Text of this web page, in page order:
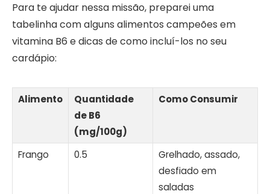
Para te ajudar nessa missão, preparei uma
tabelinha com alguns alimentos campeões em
vitamina B6 e dicas de como incluí-los no seu
cardápio:
Alimento
Quantidade
de B6
(mg/100g)
Como Consumir
Frango 0.5
Grelhado, assado,
desfiado em
saladas